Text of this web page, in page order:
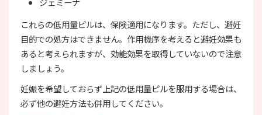
これらの低用量ピルは、保険適用になります。ただし、避妊
目的での処方はできません。作用機序を考えると避妊効果も
あると考えられますが、効能効果を取得していないので注意
しましょう。
妊娠を希望しておらず上記の低用量ピルを服用する場合は、
必ず他の避妊方法も併用してください。